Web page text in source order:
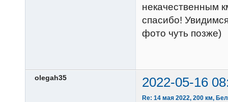
некачественным
спасибо!
фото чуть позже)
olegah35 2022-05-16
Re: 14 мая 2022, 200 км,